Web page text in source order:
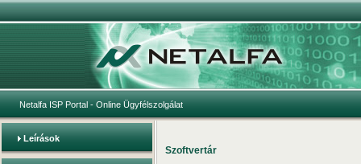
Netalfa ISP Portal - Online Ügyfélszolgálat
Leírások
Szoftvertár